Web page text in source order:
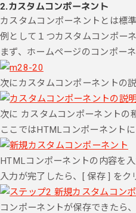
2.カスタムコンポーネント
カスタムコンポーネントとは標
例として１つカスタムコンポー
まず、ホームページのコンポー
次にカスタムコンポーネントの
次に カスタムコンポーネントの
ここではHTMLコンポーネントに
HTMLコンポーネントの内容を
入力が完了したら、[ 保存 ] を
コンポーネントが保存できたら